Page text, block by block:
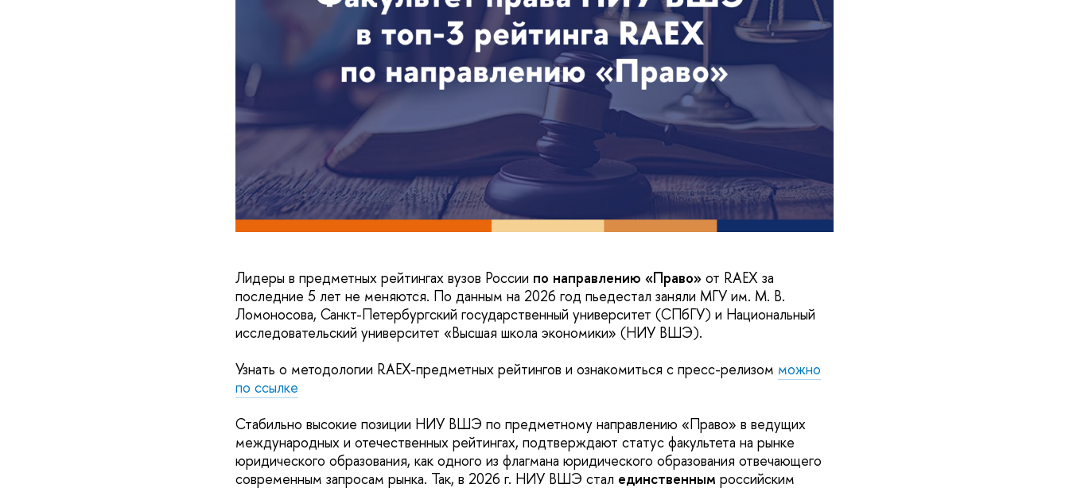
Лидеры в предметных рейтингах вузов России по направлению «Право»от RAEX за
последние 5 лет не меняются. По данным на 2026 год пьедестал заняли МГУ им. М. В.
Ломоносова, Санкт-Петербургский государственный университет (СПбГУ) и Национальный
исследовательский университет «Высшая школа экономики» (НИУ ВШЭ).
Узнать о методологии RAEX-предметных рейтингов и ознакомиться с пресс-релизом можно
по ссылке
Стабильно высокие позиции НИУ ВШЭ по предметному направлению «Право» в ведущих
международных и отечественных рейтингах, подтверждают статус факультета на рынке
юридического образования, как одного из флагмана юридического образования отвечающего
современным запросам рынка. Так, в 2026 г. НИУ ВШЭ стал единственным российским